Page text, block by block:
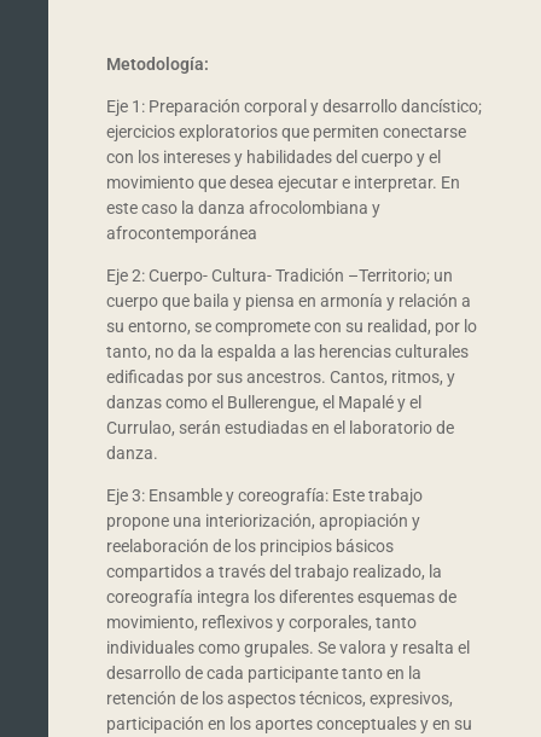
Metodología:
Eje 1: Preparación corporal y desarrollo dancístico;
ejercicios exploratorios que permiten conectarse
con los intereses y habilidades del cuerpo y el
movimiento que desea ejecutar e interpretar. En
este caso la danza afrocolombiana y
afrocontemporánea
Eje 2: Cuerpo- Cultura- Tradición –Territorio; un
cuerpo que baila y piensa en armonía y relación a
su entorno, se compromete con su realidad, por lo
tanto, no da la espalda a las herencias culturales
edificadas por sus ancestros. Cantos, ritmos, y
danzas como el Bullerengue, el Mapalé y el
Currulao, serán estudiadas en el laboratorio de
danza.
Eje 3: Ensamble y coreografía: Este trabajo
propone una interiorización, apropiación y
reelaboración de los principios básicos
compartidos a través del trabajo realizado, la
coreografía integra los diferentes esquemas de
movimiento, reflexivos y corporales, tanto
individuales como grupales. Se valora y resalta el
desarrollo de cada participante tanto en la
retención de los aspectos técnicos, expresivos,
participación en los aportes conceptuales y en su